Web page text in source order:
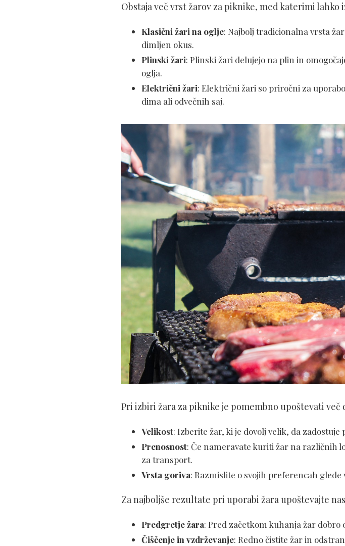
Obstaja več vrst žarov za piknike, med katerimi lahko
Klasični žari na oglje: Najbolj tradicionalna vrsta
dimljen okus.
Plinski žari: Plinski žari delujejo na plin in
oglja.
Električni žari: Električni žari so priročni za
dima ali odvečnih saj.
Pri izbiri žara za piknike je pomembno upoštevati več
Velikost: Izberite žar, ki je dovolj velik, da
Prenosnost: Če nameravate kuriti žar na različnih
za transport.
Vrsta goriva: Razmislite o svojih preferencah
Za najboljše rezultate pri uporabi žara upoštevajte
Predgretje žara: Pred začetkom kuhanja žar
Čiščenje in vzdrževanje: Redno čistite žar in